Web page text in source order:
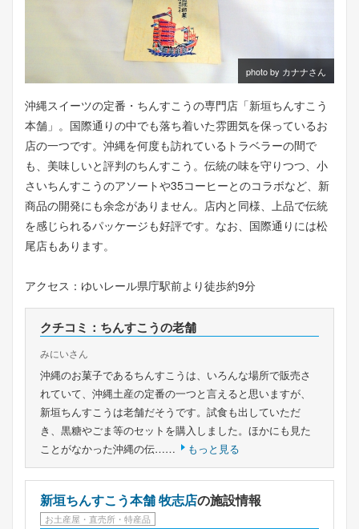
photo by カナナさん
沖縄スイーツの定番・ちんすこうの専門店「新垣ちんすこう
本舗」。国際通りの中でも落ち着いた雰囲気を保っているお
店の一つです。沖縄を何度も訪れているトラベラーの間で
も、美味しいと評判のちんすこう。伝統の味を守りつつ、小
さいちんすこうのアソートや35コーヒーとのコラボなど、新
商品の開発にも余念がありません。店内と同様、上品で伝統
を感じられるパッケージも好評です。なお、国際通りには松
尾店もあります。
アクセス：ゆいレール県庁駅前より徒歩約9分
クチコミ：ちんすこうの老舗
みにいさん
沖縄のお菓子であるちんすこうは、いろんな場所で販売さ
れていて、沖縄土産の定番の一つと言えると思いますが、
新垣ちんすこうは老舗だそうです。試食も出していただ
き、黒糖やごま等のセットを購入しました。ほかにも見た
ことがなかった沖縄の伝……
もっと見る
新垣ちんすこう本舗 牧志店の施設情報
お土産屋・直売所・特産品